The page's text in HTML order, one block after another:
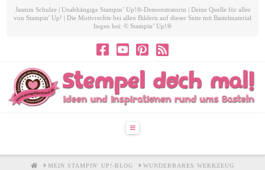
Jasmin Schulze | Unabhängige Stampin’ Up!®-Demonstratorin | Deine Quelle für alles
von Stampin' Up! | Die Motivrechte bei allen Bildern auf dieser Seite mit Bastelmaterial
liegen bei: © Stampin’ Up!®
Navigation
HOMEMEIN STAMPIN' UP!-BLOG WUNDERBARES WERKZEUG